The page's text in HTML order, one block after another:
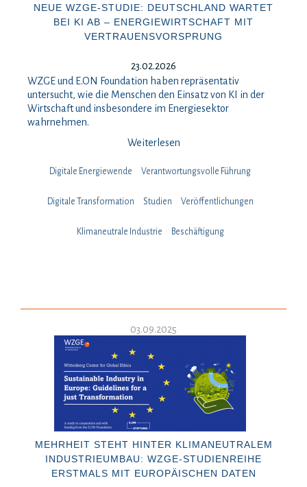
NEUE WZGE-STUDIE: DEUTSCHLAND WARTET
BEI KI AB – ENERGIEWIRTSCHAFT MIT
VERTRAUENSVORSPRUNG
23.02.2026
WZGE und E.ON Foundation haben repräsentativ
untersucht, wie die Menschen den Einsatz von KI in der
Wirtschaft und insbesondere im Energiesektor
wahrnehmen.
Weiterlesen
Digitale Energiewende Verantwortungsvolle Führung
Digitale Transformation Studien Veröffentlichungen
Klimaneutrale Industrie Beschäftigung
03.09.2025
MEHRHEIT STEHT HINTER KLIMANEUTRALEM
INDUSTRIEUMBAU: WZGE-STUDIENREIHE
ERSTMALS MIT EUROPÄISCHEN DATEN